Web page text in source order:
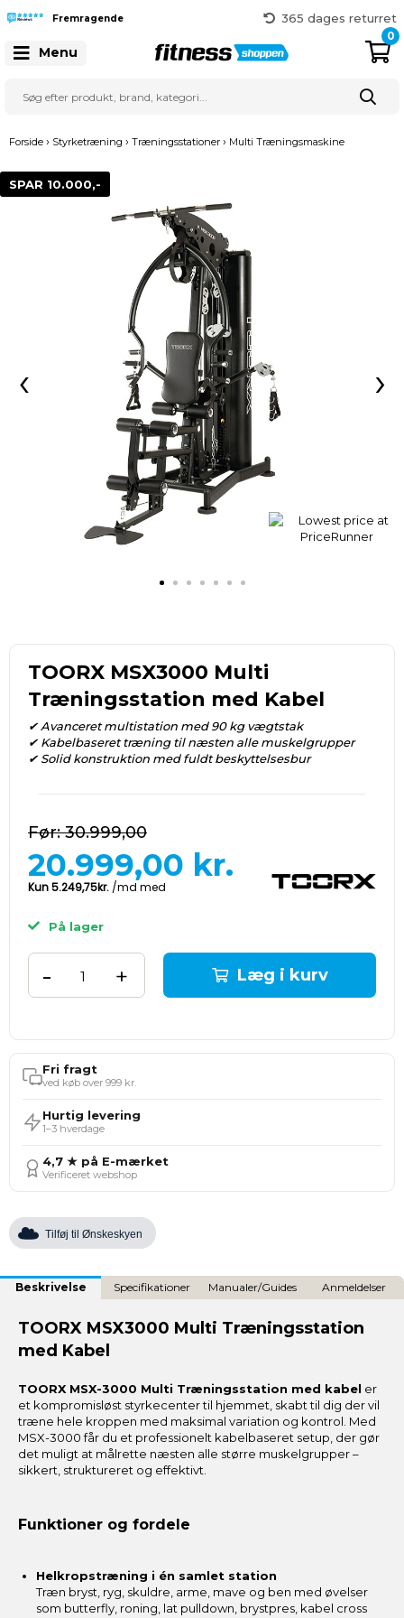
365 dages returret
Gratis fragt over 999 kr.
41 128 128
Fremragende
Menu
0
Forside › Styrketræning › Træningsstationer › Multi Træningsmaskine
SPAR 10.000,-
‹ ›
TOORX MSX3000 Multi
Træningsstation med Kabel
✔ Avanceret multistation med 90 kg vægtstak
✔ Kabelbaseret træning til næsten alle muskelgrupper
✔ Solid konstruktion med fuldt beskyttelsesbur
30.999,00
20.999,00 kr.
På lager
+
- Læg i kurv
Fri fragt
ved køb over 999 kr.
Hurtig levering
1–3 hverdage
4,7 ★ på E-mærket
Verificeret webshop
Tilføj til Ønskeskyen
Beskrivelse Specifikationer Manualer/Guides Anmeldelser
TOORX MSX3000 Multi Træningsstation
med Kabel
TOORX MSX-3000 Multi Træningsstation med kabel er
et kompromisløst styrkecenter til hjemmet, skabt til dig der vil
træne hele kroppen med maksimal variation og kontrol. Med
MSX-3000 får du et professionelt kabelbaseret setup, der gør
det muligt at målrette næsten alle større muskelgrupper –
sikkert, struktureret og effektivt.
Funktioner og fordele
Helkropstræning i én samlet station
Træn bryst, ryg, skuldre, arme, mave og ben med øvelser
som butterfly, roning, lat pulldown, brystpres, kabel cross